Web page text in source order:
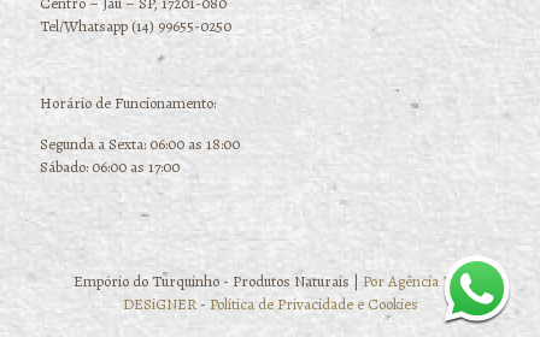
Tel/Whatsapp (14) 99655-0250
Horário de Funcionamento:
Segunda a Sexta: 06:00 as 18:00
Sábado: 06:00 as 17:00
Empório do Turquinho - Produtos Naturais | Por Agência BiG
DESiGNER- Política de Privacidade e Cookies